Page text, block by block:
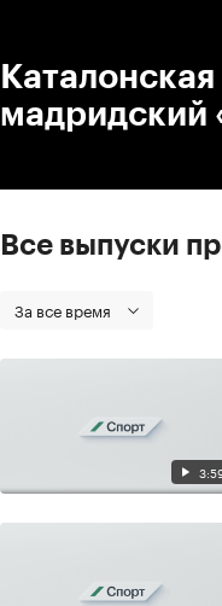
мадридский
Все выпуски
За все время